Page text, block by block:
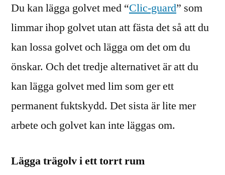
Du kan lägga golvet med “Clic-guard” som
limmar ihop golvet utan att fästa det så att du
kan lossa golvet och lägga om det om du
önskar. Och det tredje alternativet är att du
kan lägga golvet med lim som ger ett
permanent fuktskydd. Det sista är lite mer
arbete och golvet kan inte läggas om.
Lägga trägolv i ett torrt rum